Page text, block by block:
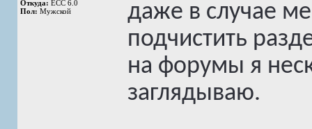
Откуда: ECC 6.0
Пол: Мужской
даже в случае
подчистить
на форумы я
заглядываю.